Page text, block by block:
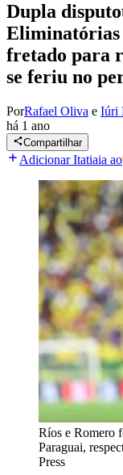
Dupla
Eliminatórias
fretado para
se feriu no
PorRafael Oliva e Iúri
há 1 ano
Compartilhar
Adicionar Itatiaia ao
Ríos e Romero
Paraguai,
Press